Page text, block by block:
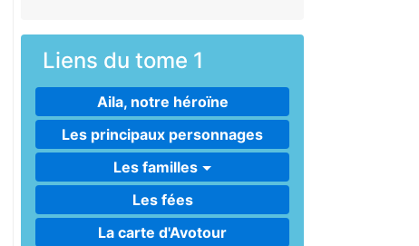
Liens du tome 1
Aila, notre héroïne
Les principaux personnages
Les familles
Les fées
La carte d'Avotour